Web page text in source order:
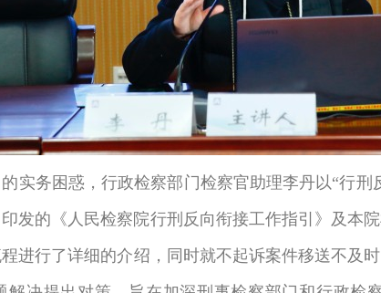
实务困惑，行政检察部门检察官助理李丹以“行刑
发的《人民检察院行刑反向衔接工作指引》及本
进行了详细的介绍，同时就不起诉案件移送不及